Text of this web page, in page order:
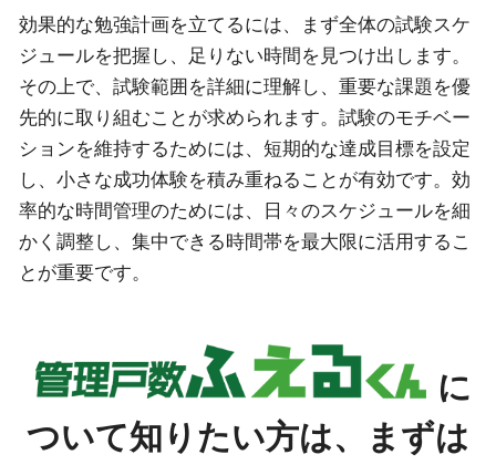
効果的な勉強計画を立てるには、まず全体の試験スケ
ジュールを把握し、足りない時間を見つけ出します。
その上で、試験範囲を詳細に理解し、重要な課題を優
先的に取り組むことが求められます。試験のモチベー
ションを維持するためには、短期的な達成目標を設定
し、小さな成功体験を積み重ねることが有効です。効
率的な時間管理のためには、日々のスケジュールを細
かく調整し、集中できる時間帯を最大限に活用するこ
とが重要です。
に
ついて知りたい方は、まずは